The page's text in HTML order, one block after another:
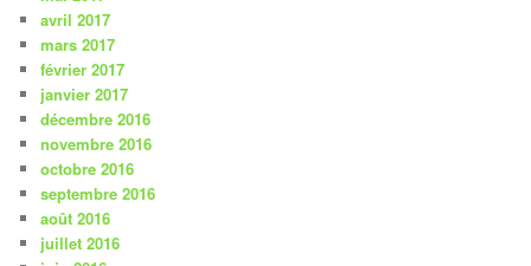
avril 2017
mars 2017
février 2017
janvier 2017
décembre 2016
novembre 2016
octobre 2016
septembre 2016
août 2016
juillet 2016